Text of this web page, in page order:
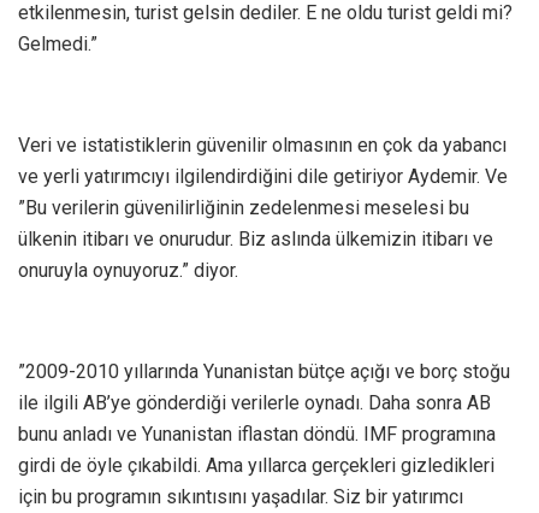
etkilenmesin, turist gelsin dediler. E ne oldu turist geldi mi?
Gelmedi.”
Veri ve istatistiklerin güvenilir olmasının en çok da yabancı
ve yerli yatırımcıyı ilgilendirdiğini dile getiriyor Aydemir. Ve
”Bu verilerin güvenilirliğinin zedelenmesi meselesi bu
ülkenin itibarı ve onurudur. Biz aslında ülkemizin itibarı ve
onuruyla oynuyoruz.” diyor.
”2009-2010 yıllarında Yunanistan bütçe açığı ve borç stoğu
ile ilgili AB’ye gönderdiği verilerle oynadı. Daha sonra AB
bunu anladı ve Yunanistan iflastan döndü. IMF programına
girdi de öyle çıkabildi. Ama yıllarca gerçekleri gizledikleri
için bu programın sıkıntısını yaşadılar. Siz bir yatırımcı